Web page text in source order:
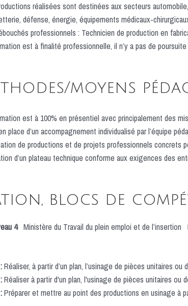
réalisées sont destinées aux secteurs
défense, énergie, équipements médicaux-
professionnels : Technicien de production en
est à finalité professionnelle, il n’y a pas de
moyens
est à 100% en présentiel avec principalement des
place d’un accompagnement individualisé par l’équipe
de productions et de projets professionnels concrets
d’un plateau technique conforme aux exigences des
blocs de
4Ministère du Travail du plein emploi et de l’insertion
Réaliser, à partir d’un plan, l’usinage de pièces unitaires
Réaliser à partir d'un plan, l'usinage de pièces unitaires
Préparer et mettre au point des productions en usinage à